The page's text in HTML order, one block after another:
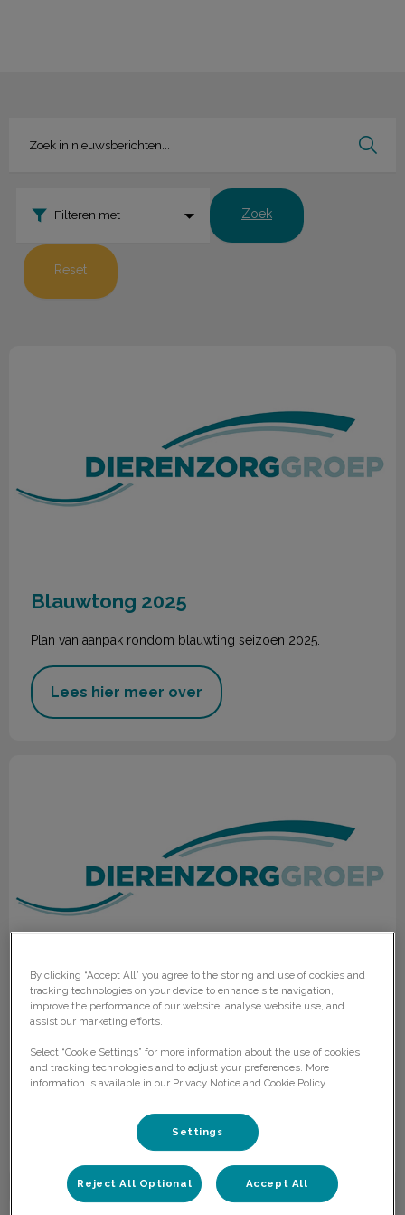
Filteren met Zoek
Reset
Blauwtong 2025
Plan van aanpak rondom blauwting seizoen 2025.
Lees hier meer over
Nieuwsbrief November 2024
In deze brief kunt u lezen over: warm welkom voor de
nieuwe klante, save the date: Boerenavond, interessante
lezingen voor u, medicatie: wat is er anders?
Lees hier meer over
Nieuwsbrief Augustus 2024
By clicking “Accept All” you agree to the storing and use of cookies and
tracking technologies on your device to enhance site navigation,
improve the performance of our website, analyse website use, and
assist our marketing efforts.
Select “Cookie Settings” for more information about the use of cookies
and tracking technologies and to adjust your preferences. More
information is available in our Privacy Notice and Cookie Policy.
Settings
Reject All Optional Accept All